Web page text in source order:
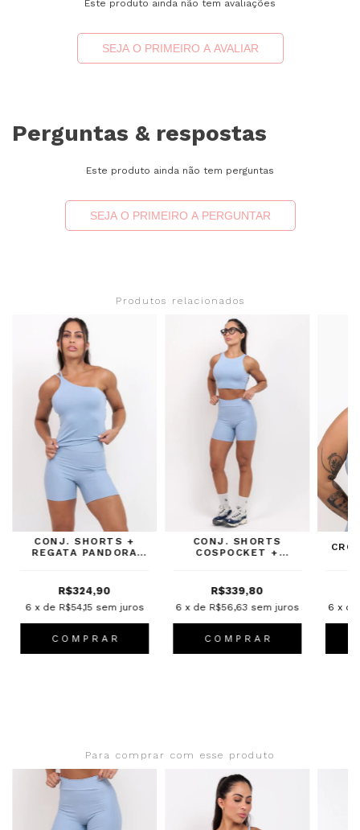
Este produto ainda não tem avaliações
SEJA O PRIMEIRO A AVALIAR
Perguntas & respostas
Este produto ainda não tem perguntas
SEJA O PRIMEIRO A PERGUNTAR
Produtos relacionados
CONJ. SHORTS +
REGATA PANDORA
R$324,90
6 x de R$54,15 sem juros
C O M P R A R
CONJ. SHORTS
COSPOCKET +
R$339,80
6 x de R$56,63 sem juros
C O M P R A R
6 x
Para comprar com esse produto